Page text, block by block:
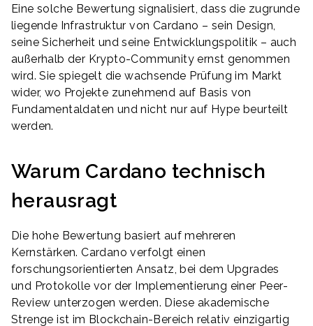
Eine solche Bewertung signalisiert, dass die zugrunde
liegende Infrastruktur von Cardano – sein Design,
seine Sicherheit und seine Entwicklungspolitik – auch
außerhalb der Krypto-Community ernst genommen
wird. Sie spiegelt die wachsende Prüfung im Markt
wider, wo Projekte zunehmend auf Basis von
Fundamentaldaten und nicht nur auf Hype beurteilt
werden.
Warum Cardano technisch
herausragt
Die hohe Bewertung basiert auf mehreren
Kernstärken. Cardano verfolgt einen
forschungsorientierten Ansatz, bei dem Upgrades
und Protokolle vor der Implementierung einer Peer-
Review unterzogen werden. Diese akademische
Strenge ist im Blockchain-Bereich relativ einzigartig